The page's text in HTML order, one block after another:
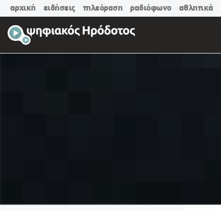
αρχική ειδήσεις τηλεόραση ραδιόφωνο αθλητικά